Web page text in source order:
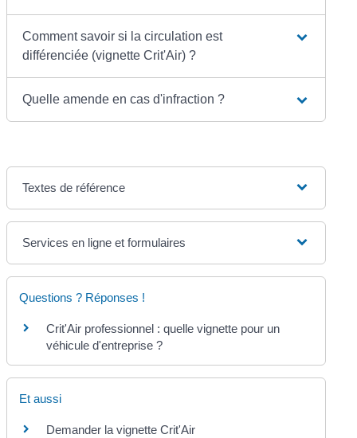
Comment savoir si la circulation est
différenciée (vignette Crit'Air) ?
Quelle amende en cas d'infraction ?
Textes de référence
Services en ligne et formulaires
Questions ? Réponses !
Crit'Air professionnel : quelle vignette pour un
véhicule d'entreprise ?
Et aussi
Demander la vignette Crit'Air